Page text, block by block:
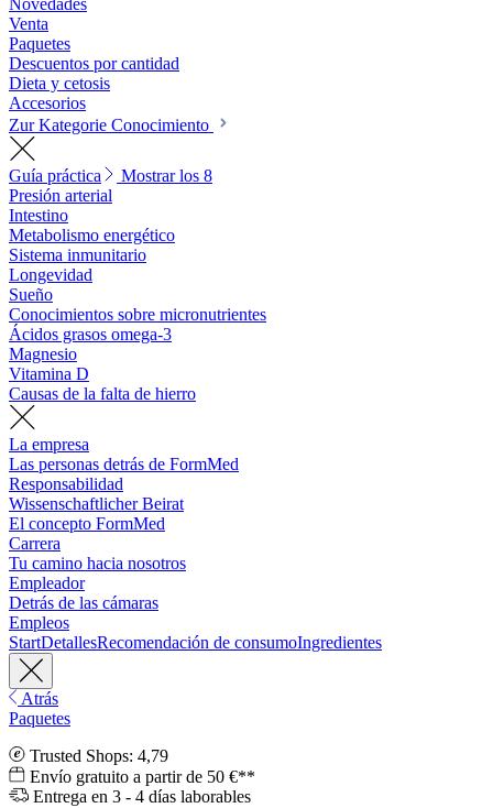
Novedades
Venta
Paquetes
Descuentos por cantidad
Dieta y cetosis
Accesorios
Zur Kategorie Conocimiento
Guía práctica
Mostrar los 8
Presión arterial
Intestino
Metabolismo energético
Sistema inmunitario
Longevidad
Sueño
Conocimientos sobre micronutrientes
Ácidos grasos omega-3
Magnesio
Vitamina D
Causas de la falta de hierro
La empresa
Las personas detrás de FormMed
Responsabilidad
Wissenschaftlicher Beirat
El concepto FormMed
Carrera
Tu camino hacia nosotros
Empleador
Detrás de las cámaras
Empleos
StartDetallesRecomendación de consumoIngredientes
Atrás
Paquetes
Trusted Shops: 4,79
Envío gratuito a partir de 50 €**
Entrega en 3 - 4 días laborables